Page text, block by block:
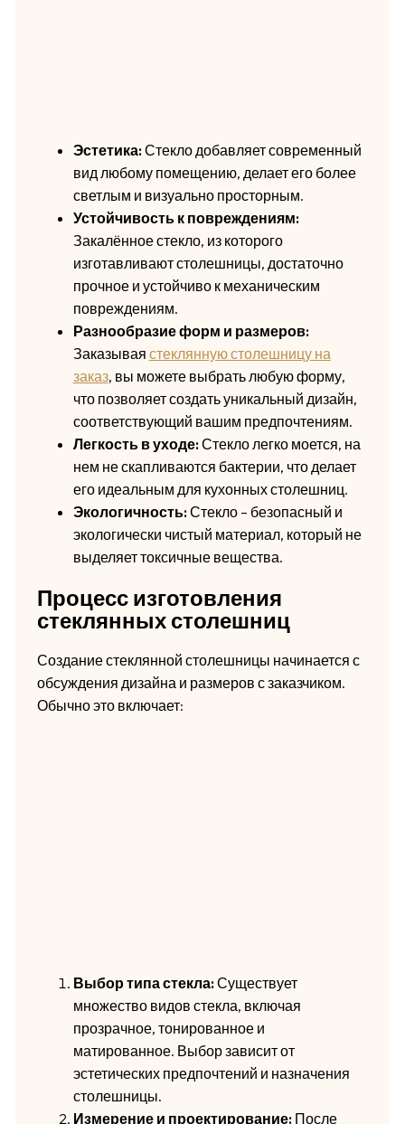
Эстетика:Стекло добавляет современный
вид любому помещению, делает его более
светлым и визуально просторным.
Устойчивость к повреждениям:
Закалённое стекло, из которого
изготавливают столешницы, достаточно
прочное и устойчиво к механическим
повреждениям.
Разнообразие форм и размеров:
Заказывая стеклянную столешницу на
заказ, вы можете выбрать любую форму,
что позволяет создать уникальный дизайн,
соответствующий вашим предпочтениям.
Легкость в уходе:Стекло легко моется, на
нем не скапливаются бактерии, что делает
его идеальным для кухонных столешниц.
Экологичность:Стекло – безопасный и
экологически чистый материал, который не
выделяет токсичные вещества.
Процесс изготовления
стеклянных столешниц
Создание стеклянной столешницы начинается с
обсуждения дизайна и размеров с заказчиком.
Обычно это включает:
Выбор типа стекла:Существует
множество видов стекла, включая
прозрачное, тонированное и
матированное. Выбор зависит от
эстетических предпочтений и назначения
столешницы.
Измерение и проектирование:После